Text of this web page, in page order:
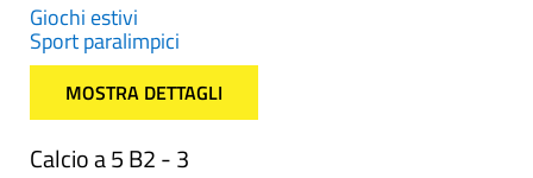
Giochi estivi
Sport paralimpici
MOSTRA DETTAGLI
Calcio a 5 B2 - 3